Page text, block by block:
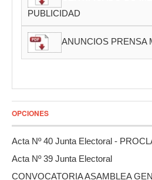
PUBLICIDAD
ANUNCIOS PRENSA
OPCIONES
Acta Nº 40 Junta Electoral -
Acta Nº 39 Junta Electoral
CONVOCATORIA ASAMBLEA